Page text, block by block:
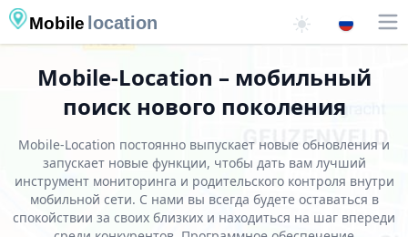
Mobile location
Mobile-Location – мобильный
поиск нового поколения
Mobile-Location постоянно выпускает новые обновления и
запускает новые функции, чтобы дать вам лучший
инструмент мониторинга и родительского контроля внутри
мобильной сети. С нами вы всегда будете оставаться в
спокойствии за своих близких и находиться на шаг впереди